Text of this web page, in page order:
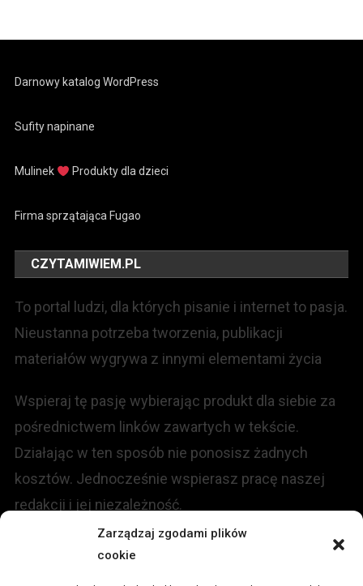
Zarządzaj zgodami plików
cookie
Darnowy katalog WordPress
Sufity napinane
Mulinek Produkty dla dzieci
Firma sprzątająca Fugao
CZYTAMIWIEM.PL
To portal ludzi, dla których pisanie i internet to pasja.
Nieustanna potrzeba tworzenia, publikacji
materiałów wygrywa z innymi elementami życia
Wspieraj tę pasję wybierając produkt dla siebie za
pośrednictwem linków zawartych w tekście.
Działając w ten sposób nie ponosisz żadnych
kosztów. Jednocześnie wspierasz pracę naszej
redakcji i jej niezależność.